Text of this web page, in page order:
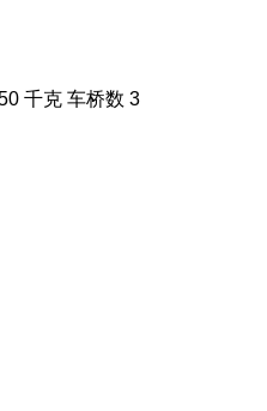
千克 车桥数 3